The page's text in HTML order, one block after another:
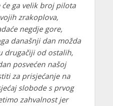
ga velik broj pilota
zrakoplova,
negdje gore,
današnji dan možda
drugačiji od ostalih,
posvećen našoj
za prisjećanje na
slobode s prvog
zahvalnost jer